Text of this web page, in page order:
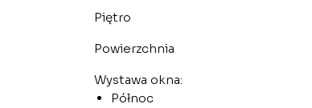
Piętro
Powierzchnia
Wystawa okna:
Północ